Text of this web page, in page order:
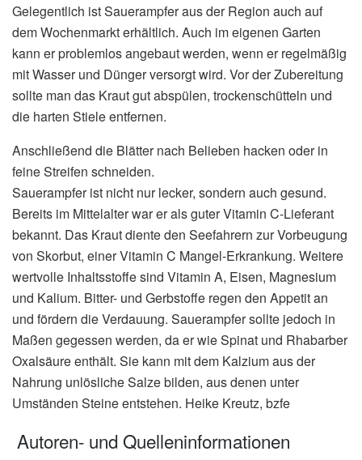
Gelegentlich ist Sauerampfer aus der Region auch auf
dem Wochenmarkt erhältlich. Auch im eigenen Garten
kann er problemlos angebaut werden, wenn er regelmäßig
mit Wasser und Dünger versorgt wird. Vor der Zubereitung
sollte man das Kraut gut abspülen, trockenschütteln und
die harten Stiele entfernen.
Anschließend die Blätter nach Belieben hacken oder in
feine Streifen schneiden.
Sauerampfer ist nicht nur lecker, sondern auch gesund.
Bereits im Mittelalter war er als guter Vitamin C-Lieferant
bekannt. Das Kraut diente den Seefahrern zur Vorbeugung
von Skorbut, einer Vitamin C Mangel-Erkrankung. Weitere
wertvolle Inhaltsstoffe sind Vitamin A, Eisen, Magnesium
und Kalium. Bitter- und Gerbstoffe regen den Appetit an
und fördern die Verdauung. Sauerampfer sollte jedoch in
Maßen gegessen werden, da er wie Spinat und Rhabarber
Oxalsäure enthält. Sie kann mit dem Kalzium aus der
Nahrung unlösliche Salze bilden, aus denen unter
Umständen Steine entstehen. Heike Kreutz, bzfe
Autoren- und Quelleninformationen